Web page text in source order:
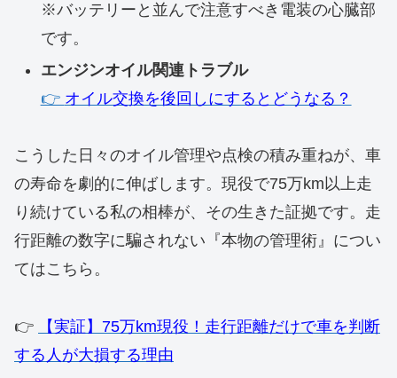
※バッテリーと並んで注意すべき電装の心臓部
です。
エンジンオイル関連トラブル
👉 オイル交換を後回しにするとどうなる？
​こうした日々のオイル管理や点検の積み重ねが、車
の寿命を劇的に伸ばします。現役で75万km以上走
り続けている私の相棒が、その生きた証拠です。走
行距離の数字に騙されない『本物の管理術』につい
てはこちら。
👉
【実証】75万km現役！走行距離だけで車を判断
する人が大損する理由